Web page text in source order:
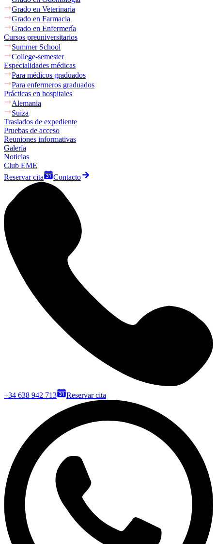
Grado en Veterinaria
Grado en Farmacia
Grado en Enfermería
Cursos preuniversitarios
Summer School
College-semester
Especialidades médicas
Para médicos graduados
Para enfermeros graduados
Prácticas en hospitales
Alemania
Suiza
Traslados de expediente
Pruebas de acceso
Reuniones informativas
Galería
Noticias
Club EME
Reservar cita
Contacto
+34 638 942 713 Reservar cita